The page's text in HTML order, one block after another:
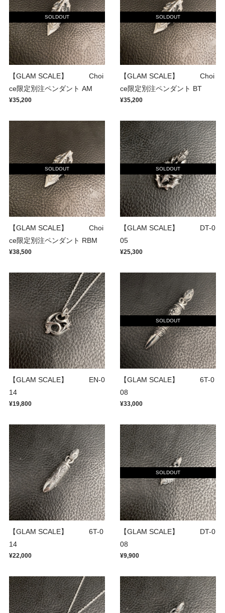
SOLDOUT
【GLAM SCALE】 Choi
ce限定別注ペンダント AM
¥35,200
SOLDOUT
【GLAM SCALE】 Choi
ce限定別注ペンダント BT
¥35,200
SOLDOUT
【GLAM SCALE】 Choi
ce限定別注ペンダント RBM
¥38,500
SOLDOUT
【GLAM SCALE】 DT-0
05
¥25,300
【GLAM SCALE】 EN-0
14
¥19,800
SOLDOUT
【GLAM SCALE】 6T-0
08
¥33,000
【GLAM SCALE】 6T-0
14
¥22,000
SOLDOUT
【GLAM SCALE】 DT-0
08
¥9,900